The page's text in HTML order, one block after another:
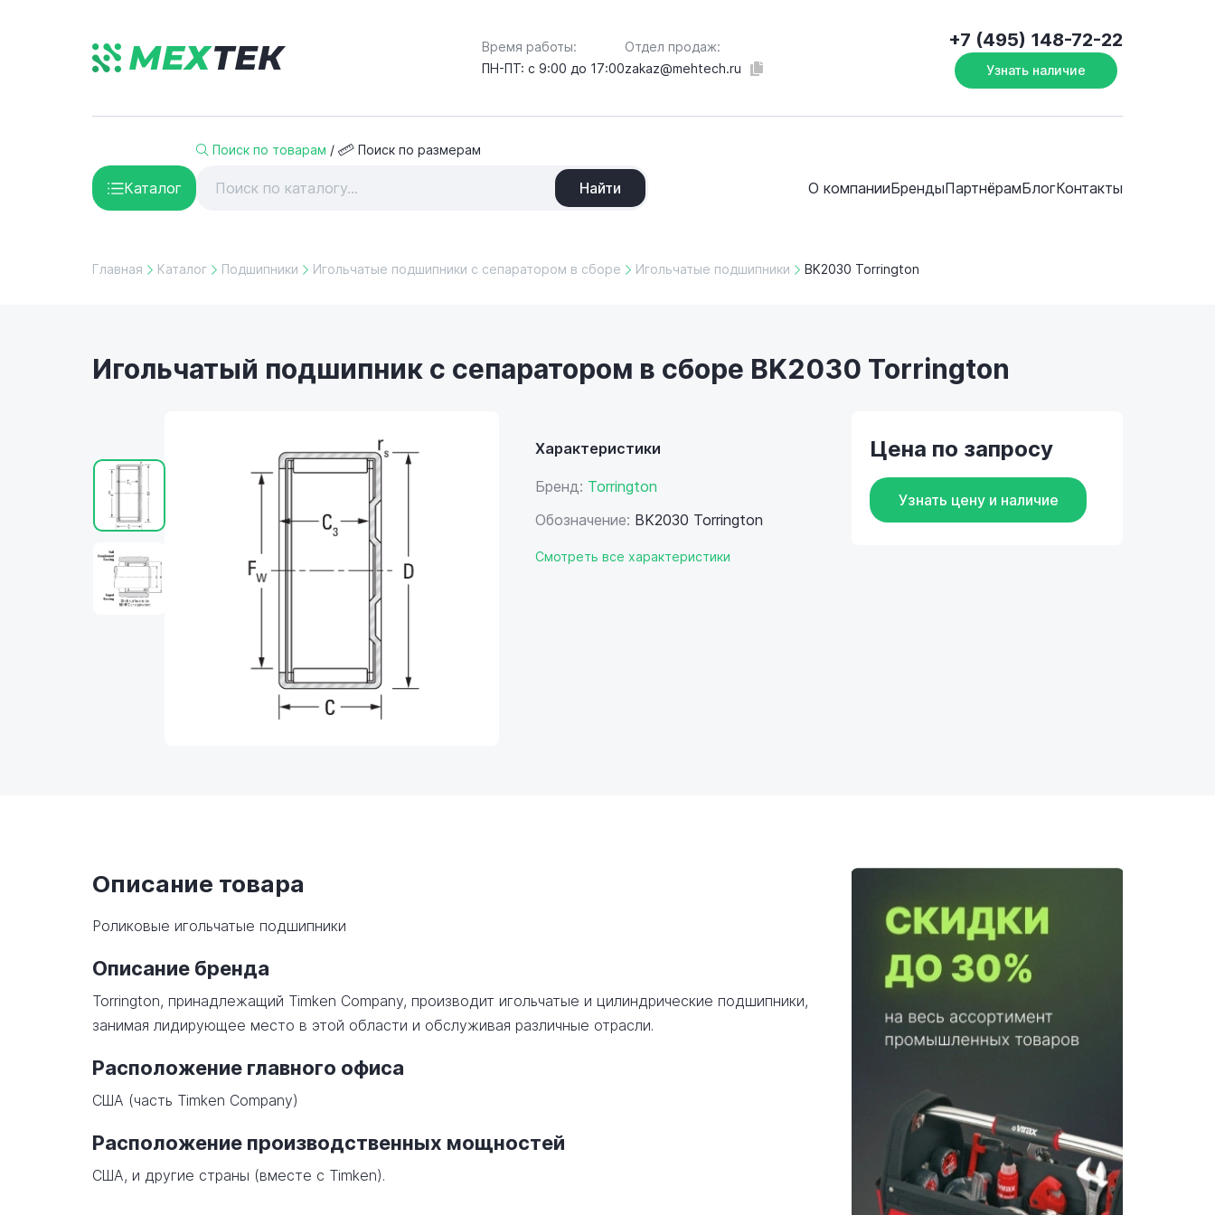
Время работы:
ПН-ПТ: с 9:00 до 17:00
Отдел продаж:
zakaz@mehtech.ru
+7 (495) 148-72-22
Узнать наличие
Каталог
Поиск по товарам / Поиск по размерам
Найти О компанииБрендыПартнёрамБлогКонтакты
Главная Каталог Подшипники Игольчатые подшипники с сепаратором в сборе Игольчатые подшипники BK2030 Torrington
Игольчатый подшипник с сепаратором в сборе BK2030 Torrington
Характеристики
Бренд: Torrington
Обозначение: BK2030 Torrington
Смотреть все характеристики
Цена по запросу
Узнать цену и наличие
Описание товара
Роликовые игольчатые подшипники
Описание бренда
Torrington, принадлежащий Timken Company, производит игольчатые и цилиндрические подшипники,
занимая лидирующее место в этой области и обслуживая различные отрасли.
Расположение главного офиса
США (часть Timken Company)
Расположение производственных мощностей
США, и другие страны (вместе с Timken).